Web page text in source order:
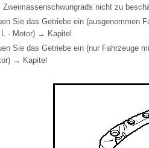
Zweimassenschwungrads nicht zu
Sie das Getriebe ein (ausgenommen
L - Motor) → Kapitel
Sie das Getriebe ein (nur Fahrzeuge
→ Kapitel